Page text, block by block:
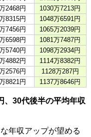
2468円
1030万7213円
8315円
1048万6591円
7456円
1065万2039円
6598円
1081万7487円
5740円
1098万2934円
4882円
1114万8382円
2576円
1128万287円
8821円 1137万8646円
、30代後半の平均年収
年収アップが望める